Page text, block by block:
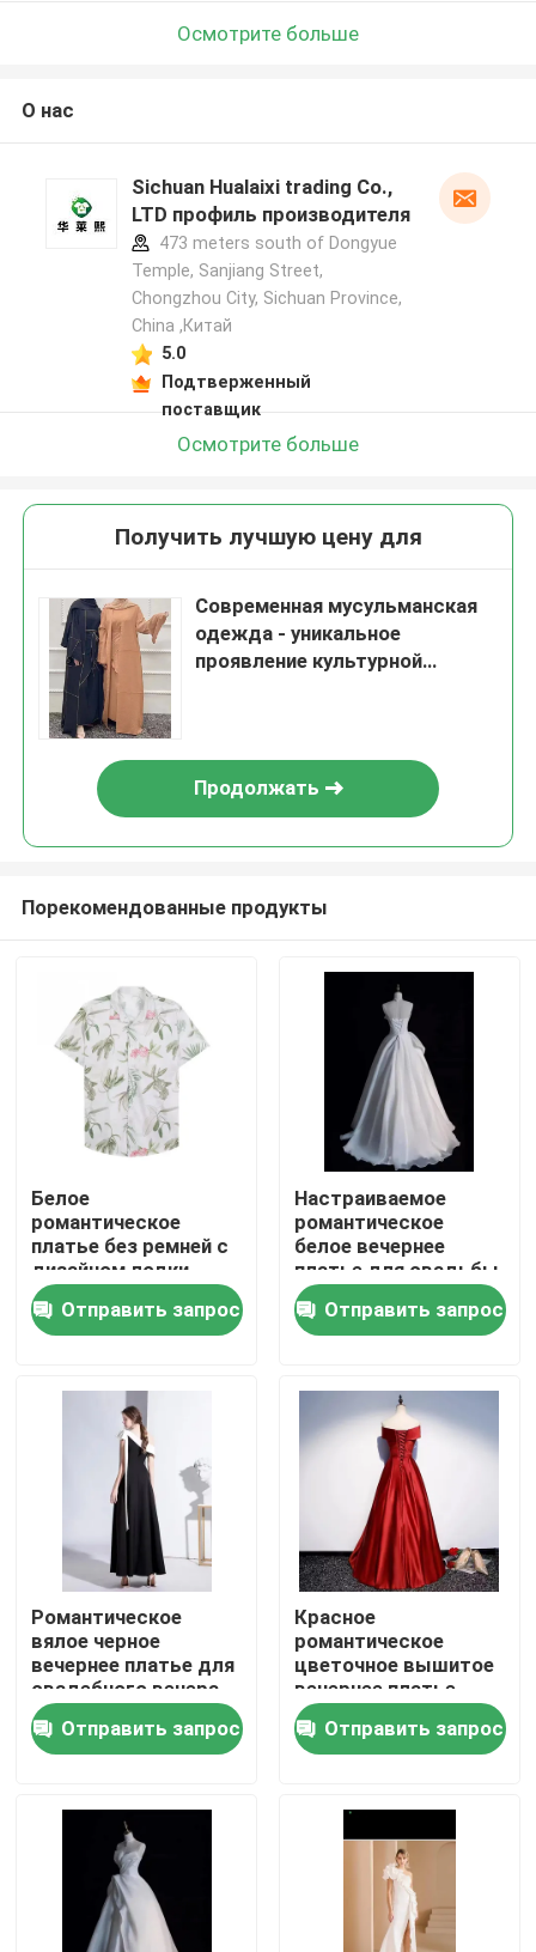
Дом
Продукты
Путешествие фабрики
Проверка качества
Свяжитесь мы
Подержанная модная одежда
Первичная детская одежда
Осмотрите больше
О нас
Sichuan Hualaixi trading Co.,
LTD профиль производителя
473 meters south of Dongyue
Temple, Sanjiang Street,
Chongzhou City, Sichuan Province,
China ,Китай
5.0
Подтверженный
поставщик
Осмотрите больше
Получить лучшую цену для
Современная мусульманская
одежда - уникальное
проявление культурной
Продолжать
Порекомендованные продукты
Белое
романтическое
платье без ремней с
дизайном лодки
Отправить запрос
Настраиваемое
романтическое
белое вечернее
платье для свадьбы
Отправить запрос
Романтическое
вялое черное
вечернее платье для
свадебного вечера
Отправить запрос
Красное
романтическое
цветочное вышитое
вечернее платье
стирается в машине
Отправить запрос